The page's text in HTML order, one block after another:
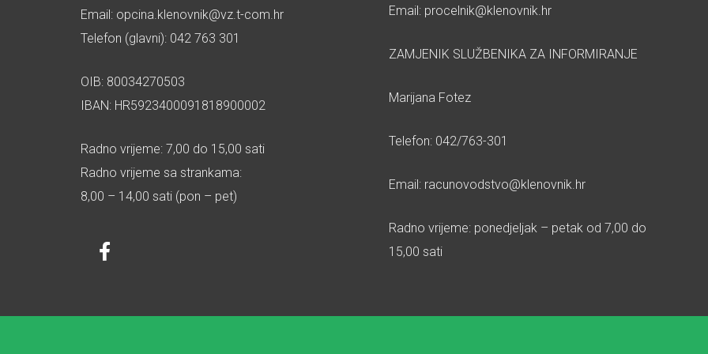
Email: opcina.klenovnik@vz.t-com.hr
Telefon (glavni): 042 763 301
OIB: 80034270503
IBAN: HR5923400091818900002
Radno vrijeme: 7,00 do 15,00 sati
Radno vrijeme sa strankama:
8,00 – 14,00 sati (pon – pet)
Email: procelnik@klenovnik.hr
ZAMJENIK SLUŽBENIKA ZA INFORMIRANJE
Marijana Fotez
Telefon: 042/763-301
Email: racunovodstvo@klenovnik.hr
Radno vrijeme: ponedjeljak – petak od 7,00 do
15,00 sati